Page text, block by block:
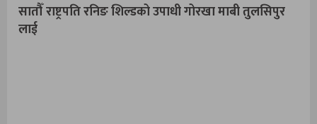
सातौँ राष्ट्रपति रनिङ शिल्डको उपाधी गोरखा माबी तुलसिपुर
लाई